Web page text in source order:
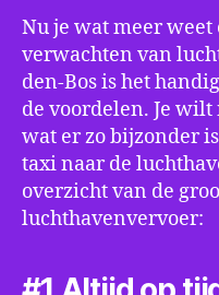
Nu je wat meer
verwachten van
den-Bos is het
de voordelen. Je
wat er zo bijzonder
taxi naar de
overzicht van de
luchthavenvervoer: